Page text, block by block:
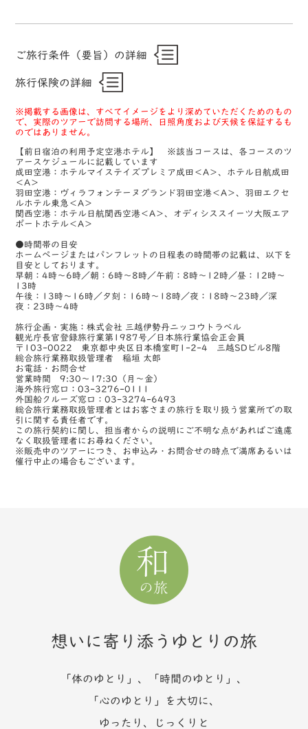
ご旅行条件（要旨）の詳細
旅行保険の詳細
※掲載する画像は、すべてイメージをより深めていただくためのもの
で、実際のツアーで訪問する場所、日照角度および天候を保証するも
のではありません。
【前日宿泊の利用予定空港ホテル】 ※該当コースは、各コースのツ
アースケジュールに記載しています
成田空港：ホテルマイステイズプレミア成田＜A＞、ホテル日航成田
＜A＞
羽田空港：ヴィラフォンテーヌグランド羽田空港＜A＞、羽田エクセ
ルホテル東急＜A＞
関西空港：ホテル日航関西空港＜A＞、オディシススイーツ大阪エア
ポートホテル＜A＞
●時間帯の目安
ホームページまたはパンフレットの日程表の時間帯の記載は、以下を
目安としております。
早朝：4時～6時／朝：6時～8時／午前：8時～12時／昼：12時～
13時
午後：13時～16時／夕刻：16時～18時／夜：18時～23時／深
夜：23時～4時
旅行企画・実施：株式会社 三越伊勢丹ニッコウトラベル
観光庁長官登録旅行業第1987号／日本旅行業協会正会員
〒103-0022 東京都中央区日本橋室町1-2-4 三越SDビル8階
総合旅行業務取扱管理者 稲垣 太郎
お電話・お問合せ
営業時間 9:30～17:30（月～金）
海外旅行窓口：03-3276-0111
外国船クルーズ窓口：03-3274-6493
総合旅行業務取扱管理者とはお客さまの旅行を取り扱う営業所での取
引に関する責任者です。
この旅行契約に関し、担当者からの説明にご不明な点があればご遠慮
なく取扱管理者にお尋ねください。
※販売中のツアーにつき、お申込み・お問合せの時点で満席あるいは
催行中止の場合もございます。
想いに寄り添うゆとりの旅
「体のゆとり」、「時間のゆとり」、
「心のゆとり」を大切に、
ゆったり、じっくりと